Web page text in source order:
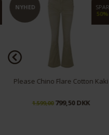
NYHED
SPAR
50%
Please Chino Flare Cotton Kaki
1.599,00799,50 DKK